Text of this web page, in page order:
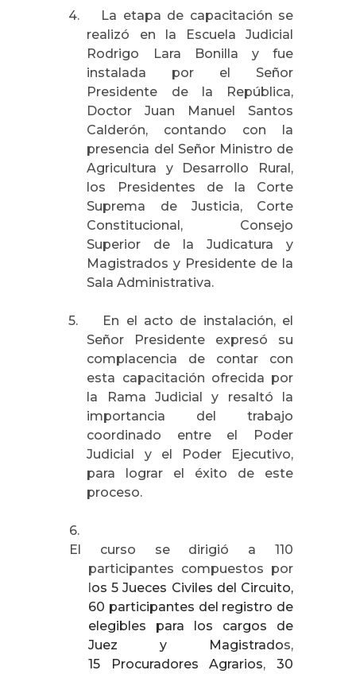
4.
La etapa de capacitación se
realizó en la Escuela Judicial
Rodrigo Lara Bonilla y fue
instalada por el Señor
Presidente de la República,
Doctor Juan Manuel Santos
Calderón, contando con la
presencia del Señor Ministro de
Agricultura y Desarrollo Rural,
los Presidentes de la Corte
Suprema de Justicia, Corte
Constitucional, Consejo
Superior de la Judicatura y
Magistrados y Presidente de la
Sala Administrativa.
5.
En el acto de instalación, el
Señor Presidente expresó su
complacencia de contar con
esta capacitación ofrecida por
la Rama Judicial y resaltó la
importancia del trabajo
coordinado entre el Poder
Judicial y el Poder Ejecutivo,
para lograr el éxito de este
proceso.
6.
El curso se dirigió a 110
participantes compuestos por
los 5 Jueces Civiles del Circuito,
60 participantes del registro de
elegibles para los cargos de
Juez y Magistrados,
15 Procuradores Agrarios,30